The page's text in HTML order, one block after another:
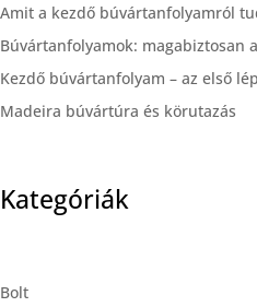
Amit a kezdő búvártanfolyamról
Búvártanfolyamok: magabiztosan
Kezdő búvártanfolyam – az első
Madeira búvártúra és körutazás
Kategóriák
Bolt